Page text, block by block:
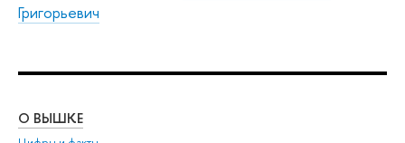
Григорьевич
О ВЫШКЕ